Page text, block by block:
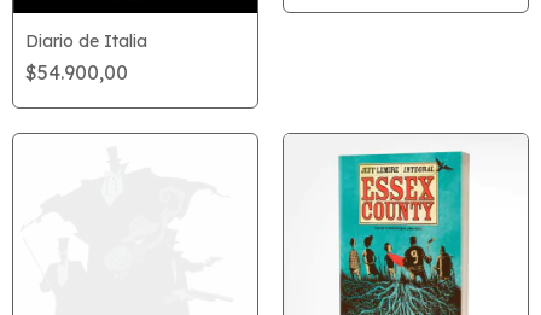
Diario de Italia
$54.900,00